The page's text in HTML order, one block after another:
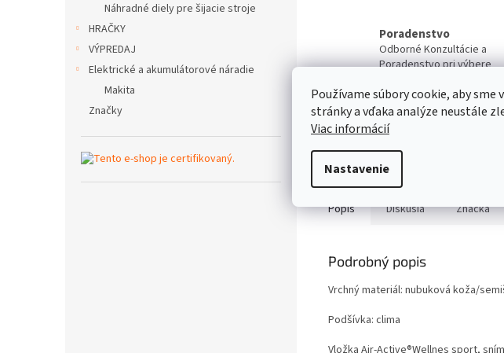
Používame súbory cookie, aby
stránky a vďaka analýze neustále
Viac informácií
Nastavenie
Náhradné diely pre šijacie stroje
HRAČKY
VÝPREDAJ
Elektrické a akumulátorové náradie
Makita
Značky
Poradenstvo
Odborné Konzultácie a
Poradenstvo pri výbere
Servis
Kvalitný záručný aj
Viac o našich servisných
Popis Diskusia Značka
Podrobný popis
Vrchný materiál: nubuková koža/
Podšívka: clima